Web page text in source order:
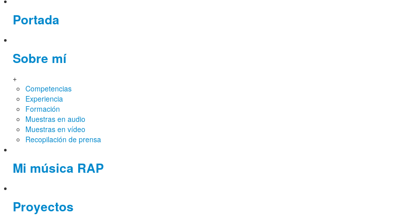
Portada
Sobre mí
+
Competencias
Experiencia
Formación
Muestras en audio
Muestras en vídeo
Recopilación de prensa
Mi música RAP
Proyectos